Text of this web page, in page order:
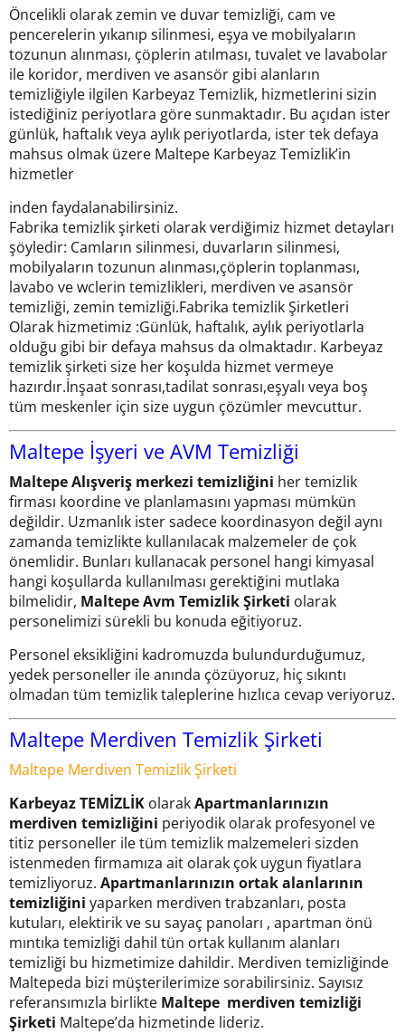
Öncelikli olarak zemin ve duvar temizliği, cam ve
pencerelerin yıkanıp silinmesi, eşya ve mobilyaların
tozunun alınması, çöplerin atılması, tuvalet ve lavabolar
ile koridor, merdiven ve asansör gibi alanların
temizliğiyle ilgilen Karbeyaz Temizlik, hizmetlerini sizin
istediğiniz periyotlara göre sunmaktadır. Bu açıdan ister
günlük, haftalık veya aylık periyotlarda, ister tek defaya
mahsus olmak üzere Maltepe Karbeyaz Temizlik’in
hizmetler
inden faydalanabilirsiniz.
Fabrika temizlik şirketi olarak verdiğimiz hizmet detayları
şöyledir: Camların silinmesi, duvarların silinmesi,
mobilyaların tozunun alınması,çöplerin toplanması,
lavabo ve wclerin temizlikleri, merdiven ve asansör
temizliği, zemin temizliği.Fabrika temizlik Şirketleri
Olarak hizmetimiz :Günlük, haftalık, aylık periyotlarla
olduğu gibi bir defaya mahsus da olmaktadır. Karbeyaz
temizlik şirketi size her koşulda hizmet vermeye
hazırdır.İnşaat sonrası,tadilat sonrası,eşyalı veya boş
tüm meskenler için size uygun çözümler mevcuttur.
Maltepe İşyeri ve AVM Temizliği
Maltepe Alışveriş merkezi temizliğini her temizlik
firması koordine ve planlamasını yapması mümkün
değildir. Uzmanlık ister sadece koordinasyon değil aynı
zamanda temizlikte kullanılacak malzemeler de çok
önemlidir. Bunları kullanacak personel hangi kimyasal
hangi koşullarda kullanılması gerektiğini mutlaka
bilmelidir, Maltepe Avm Temizlik Şirketi olarak
personelimizi sürekli bu konuda eğitiyoruz.
Personel eksikliğini kadromuzda bulundurduğumuz,
yedek personeller ile anında çözüyoruz, hiç sıkıntı
olmadan tüm temizlik taleplerine hızlıca cevap veriyoruz.
Maltepe Merdiven Temizlik Şirketi
Maltepe Merdiven Temizlik Şirketi
Karbeyaz TEMİZLİK olarakApartmanlarınızın
merdiven temizliğini periyodik olarak profesyonel ve
titiz personeller ile tüm temizlik malzemeleri sizden
istenmeden firmamıza ait olarak çok uygun fiyatlara
temizliyoruz. Apartmanlarınızın ortak alanlarının
temizliğini yaparken merdiven trabzanları, posta
kutuları, elektirik ve su sayaç panoları , apartman önü
mıntıka temizliği dahil tün ortak kullanım alanları
temizliği bu hizmetimize dahildir. Merdiven temizliğinde
Maltepeda bizi müşterilerimize sorabilirsiniz. Sayısız
referansımızla birlikte Maltepe merdiven temizliği
Şirketi Maltepe’da hizmetinde lideriz.